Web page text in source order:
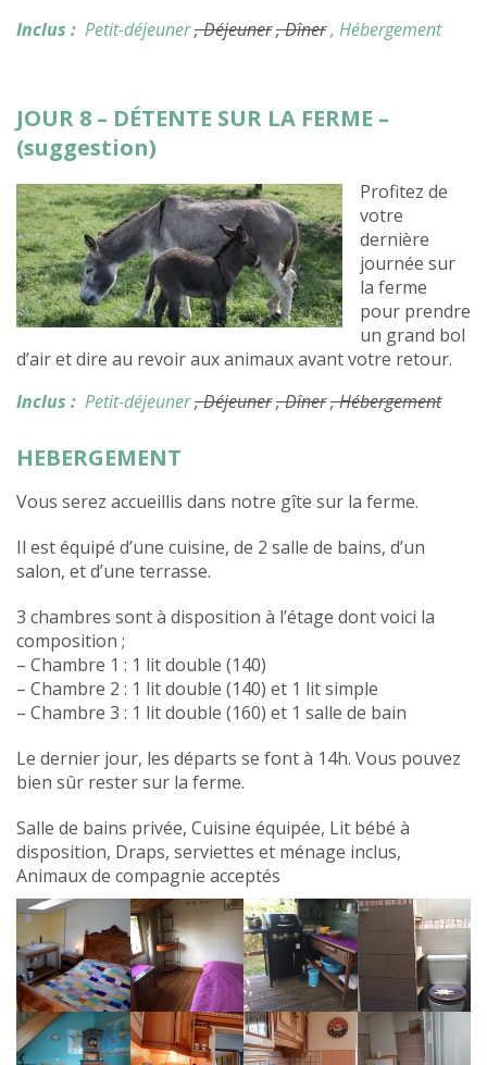
Inclus : Petit-déjeuner, Déjeuner, Dîner, Hébergement
JOUR 8 – DÉTENTE SUR LA FERME –
(suggestion)
Profitez de
votre
dernière
journée sur
la ferme
pour prendre
un grand bol
d’air et dire au revoir aux animaux avant votre retour.
Inclus : Petit-déjeuner, Déjeuner, Dîner, Hébergement
HEBERGEMENT
Vous serez accueillis dans notre gîte sur la ferme.
Il est équipé d’une cuisine, de 2 salle de bains, d’un
salon, et d’une terrasse.
3 chambres sont à disposition à l’étage dont voici la
composition ;
– Chambre 1 : 1 lit double (140)
– Chambre 2 : 1 lit double (140) et 1 lit simple
– Chambre 3 : 1 lit double (160) et 1 salle de bain
Le dernier jour, les départs se font à 14h. Vous pouvez
bien sûr rester sur la ferme.
Salle de bains privée, Cuisine équipée, Lit bébé à
disposition, Draps, serviettes et ménage inclus,
Animaux de compagnie acceptés